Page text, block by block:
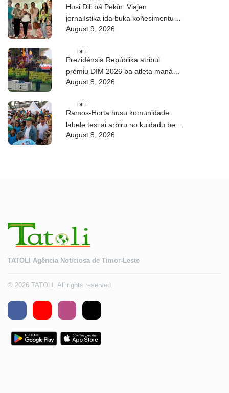
Husi Dili bá Pekín: Viajen
jornalístika ida buka koñesimentu
foun (Parte I)
August 9, 2026
DILI
Prezidénsia Repúblika atribui
prémiu DIM 2026 ba atleta manán-
na’in sira
August 8, 2026
DILI
Ramos-Horta husu komunidade
labele tesi ai arbiru no kuidadu bee-
matan
August 8, 2026
TATOLI Agência Noticiosa de Timor-Leste
© 2026 TATOLI. All rights reserved.